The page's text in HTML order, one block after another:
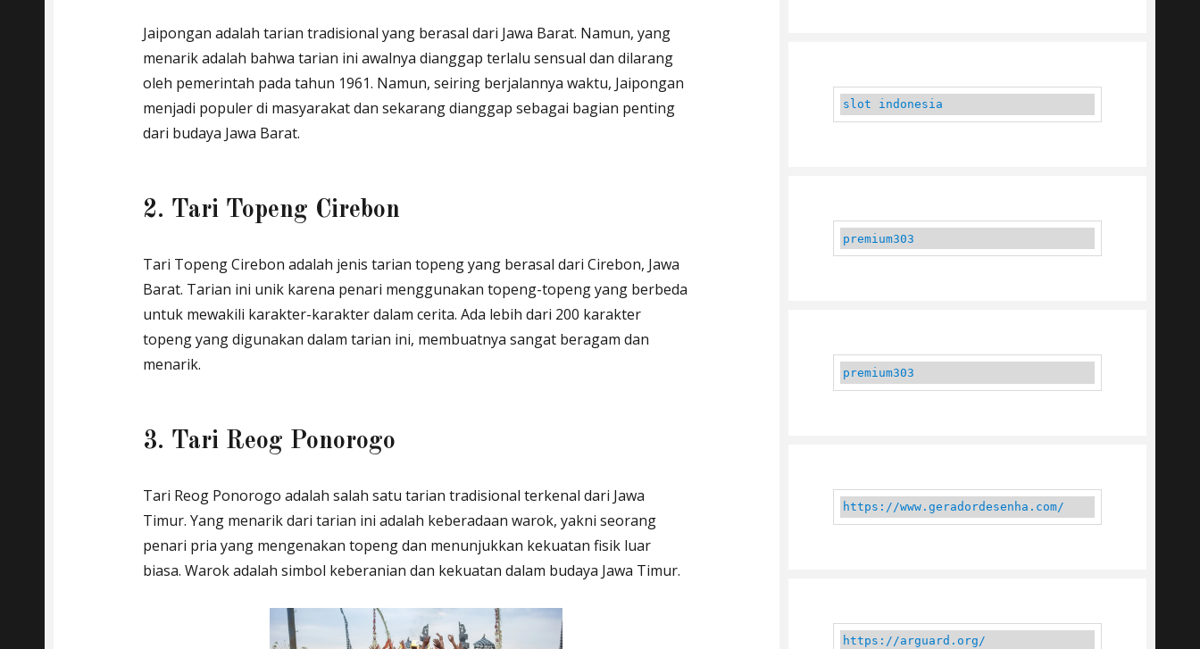
Jaipongan adalah tarian tradisional yang berasal dari Jawa Barat. Namun, yang
menarik adalah bahwa tarian ini awalnya dianggap terlalu sensual dan dilarang
oleh pemerintah pada tahun 1961. Namun, seiring berjalannya waktu, Jaipongan
menjadi populer di masyarakat dan sekarang dianggap sebagai bagian penting
dari budaya Jawa Barat.
2. Tari Topeng Cirebon
Tari Topeng Cirebon adalah jenis tarian topeng yang berasal dari Cirebon, Jawa
Barat. Tarian ini unik karena penari menggunakan topeng-topeng yang berbeda
untuk mewakili karakter-karakter dalam cerita. Ada lebih dari 200 karakter
topeng yang digunakan dalam tarian ini, membuatnya sangat beragam dan
menarik.
3. Tari Reog Ponorogo
Tari Reog Ponorogo adalah salah satu tarian tradisional terkenal dari Jawa
Timur. Yang menarik dari tarian ini adalah keberadaan warok, yakni seorang
penari pria yang mengenakan topeng dan menunjukkan kekuatan fisik luar
biasa. Warok adalah simbol keberanian dan kekuatan dalam budaya Jawa Timur.
slot indonesia
premium303
premium303
https://www.geradordesenha.com/
https://arguard.org/